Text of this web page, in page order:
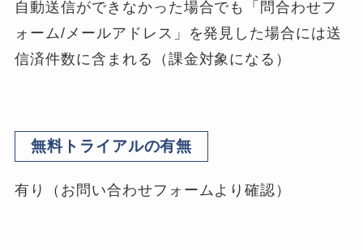
自動送信ができなかった場合でも「問合わせフ
ォーム/メールアドレス」を発見した場合には送
信済件数に含まれる（課金対象になる）
無料トライアルの有無
有り（お問い合わせフォームより確認）